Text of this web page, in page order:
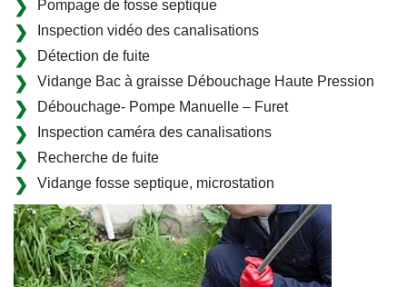
Pompage de fosse septique
Inspection vidéo des canalisations
Détection de fuite
Vidange Bac à graisse Débouchage Haute Pression
Débouchage- Pompe Manuelle – Furet
Inspection caméra des canalisations
Recherche de fuite
Vidange fosse septique, microstation